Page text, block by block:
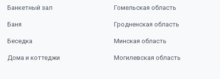
Банкетный зал
Баня
Беседка
Дома и коттеджи
Гомельская область
Гродненская область
Минская область
Могилевская область